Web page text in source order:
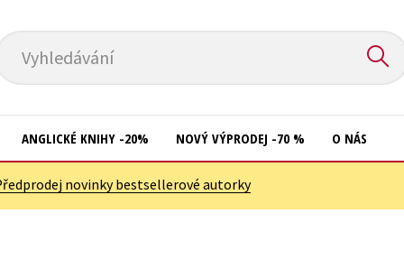
Vyhledávání
ANGLICKÉ KNIHY -20% NOVÝ VÝPRODEJ -70 % O NÁS
novinky bestsellerové autorky